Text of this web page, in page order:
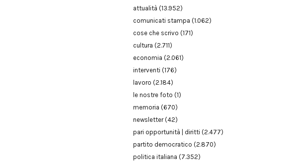
attualità (13.952)
comunicati stampa (1.062)
cose che scrivo (171)
cultura (2.711)
economia (2.061)
interventi (176)
lavoro (2.184)
le nostre foto (1)
memoria (670)
newsletter(42)
pari opportunità | diritti (2.477)
partito democratico (2.870)
politica italiana (7.352)